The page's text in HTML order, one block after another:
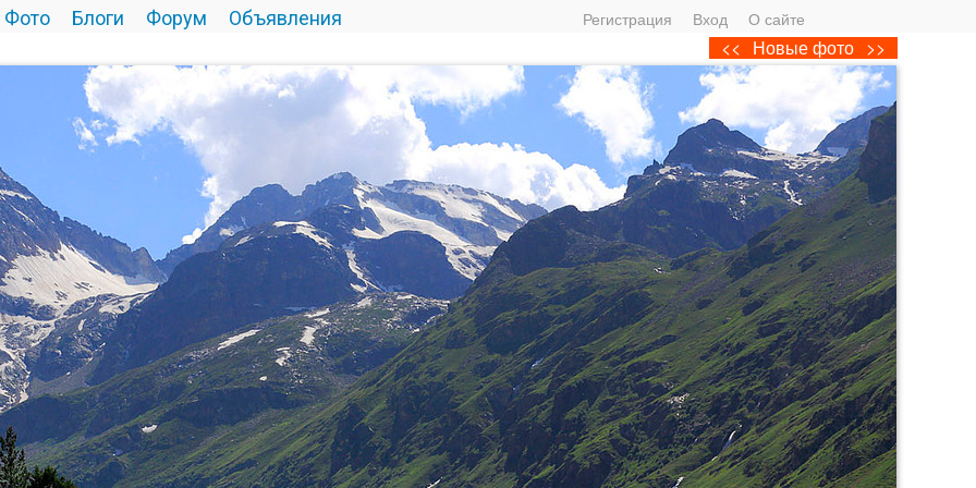
Фото Блоги Форум Объявления Регистрация Вход О сайте
<< Новые фото >>